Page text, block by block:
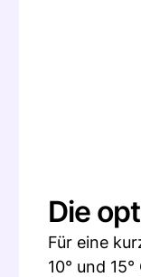
Die
Für eine
10° und